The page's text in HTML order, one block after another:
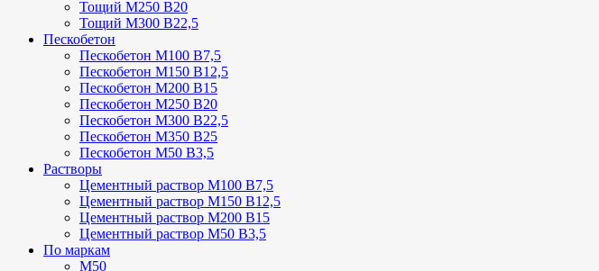
Тощий М250 В20
Тощий М300 В22,5
Пескобетон
Пескобетон М100 В7,5
Пескобетон М150 В12,5
Пескобетон М200 В15
Пескобетон М250 В20
Пескобетон М300 В22,5
Пескобетон М350 В25
Пескобетон М50 В3,5
Растворы
Цементный раствор М100 В7,5
Цементный раствор М150 В12,5
Цементный раствор М200 В15
Цементный раствор М50 В3,5
По маркам
М50